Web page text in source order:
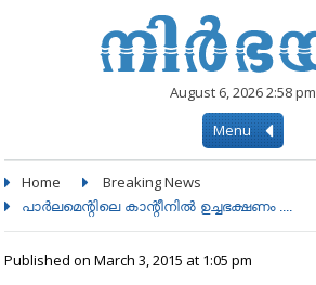
August 6, 2026 2:58 pm
Menu
Home Breaking News
പാര്‍ലമെന്റിലെ കാന്റീനില്‍ ഉച്ചഭക്ഷണം ....
Published on March 3, 2015 at 1:05 pm